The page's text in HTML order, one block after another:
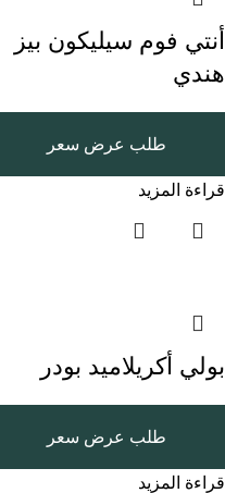
أنتي فوم سيليكون بيز
هندي
طلب عرض سعر
قراءة المزيد
بولي أكريلاميد بودر
طلب عرض سعر
قراءة المزيد